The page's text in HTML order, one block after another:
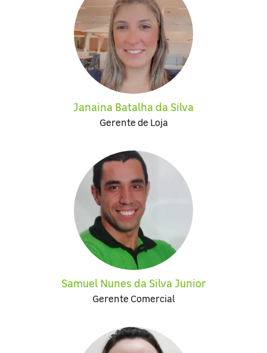
Janaina Batalha da Silva
Gerente de Loja
Samuel Nunes da Silva Junior
Gerente Comercial